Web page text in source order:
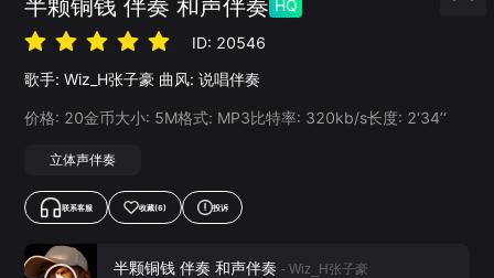
半颗铜钱 伴奏 和声伴奏 HQ
ID: 20546
歌手: Wiz_H张子豪 曲风: 说唱伴奏
价格: 20金币大小: 5M格式: MP3比特率: 320kb/s长度: 2‘34’‘
立体声伴奏
联系客服 收藏(6) 投诉
半颗铜钱 伴奏 和声伴奏 - Wiz_H张子豪